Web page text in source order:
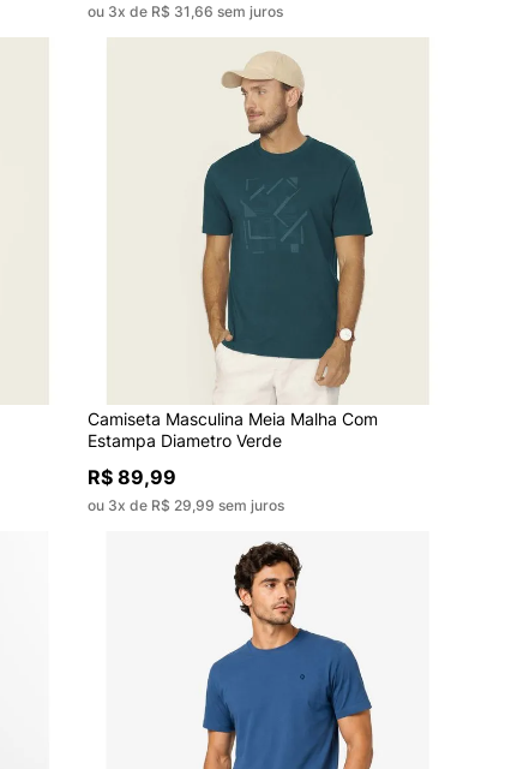
ou 3x de R$ 31,66 sem juros
Camiseta Masculina Meia Malha Com
Estampa Diametro Verde
R$ 89,99
ou 3x de R$ 29,99 sem juros